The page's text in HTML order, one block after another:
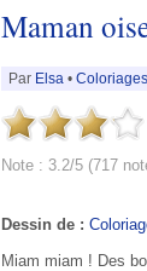
Maman
Par Elsa • Coloriages
Note : 3.2/5 (717
Dessin de :
Miam miam ! Des